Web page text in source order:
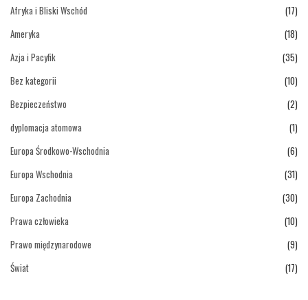
Afryka i Bliski Wschód
(17)
Ameryka
(18)
Azja i Pacyfik
(35)
Bez kategorii
(10)
Bezpieczeństwo
(2)
dyplomacja atomowa
(1)
Europa Środkowo-Wschodnia
(6)
Europa Wschodnia
(31)
Europa Zachodnia
(30)
Prawa człowieka
(10)
Prawo międzynarodowe
(9)
Świat
(17)